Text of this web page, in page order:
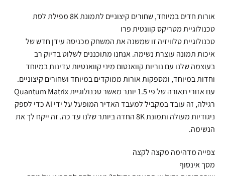
אורות חדים במיוחד, שחורים קיצוניים לתמונת 8K מפילת לסת
טכנולוגיית מטריקס קוונטית פרו
טכנולוגיית טלוויזיה זו שמשנה את המשחק מכניסה עידן חדש של
איכות תמונה עוצרת נשימה. אנחנו מתוכננים לשלוט בדיוק רב
בעוצמה שלנו עם נוריות קוואנטום מיני קוואנטיות עדינות במיוחד
וחדות במיוחד, ומספקות אורות ממוקדים במיוחד ושחורים קיצוניים.
עם אזורי תאורה של פי 1.5 יותר מאשר טכנולוגיית Quantum Matrix
רגילה, זה עובד במקביל למעבד האדיר המופעל על ידי AI כדי לספק
ניגודיות מעולה ותמונת 8K החדה ביותר שלנו עד כה. זה ייקח לך את
הנשימה.
צפייה מדהימה מקצה לקצה
מסך אינסוף